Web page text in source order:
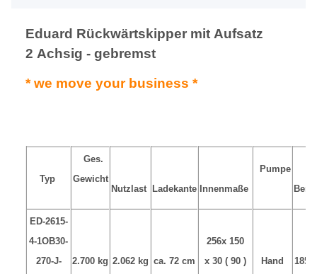
Eduard Rückwärtskipper mit Aufsatz
2 Achsig - gebremst
* we move your business *
Typ
Ges.
Gewicht
Nutzlast
Ladekante Innenmaße
Pumpe
ED-2615-
4-1OB30-
270-J-
2.700 kg 2.062 kg ca. 72 cm
256x 150
x 30 ( 90 )
Hand 185/